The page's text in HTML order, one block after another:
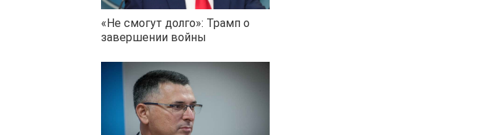
«Не смогут долго»: Трамп о
завершении войны